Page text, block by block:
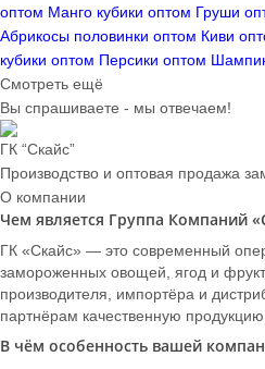
оптом Манго кубики оптом Груши
Абрикосы половинки оптом Киви
кубики оптом Персики оптом
Смотреть ещё
Вы спрашиваете - мы отвечаем!
ГК “Скайс”
Производство и оптовая продажа
О компании
Чем является Группа Компаний
ГК «Скайс» — это современный
замороженных овощей, ягод и
производителя, импортёра и
партнёрам качественную
В чём особенность вашей